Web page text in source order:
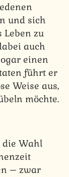
und sich
Leben zu
auch
einen
führt er
Weise aus,
möchte.
die Wahl
– zwar